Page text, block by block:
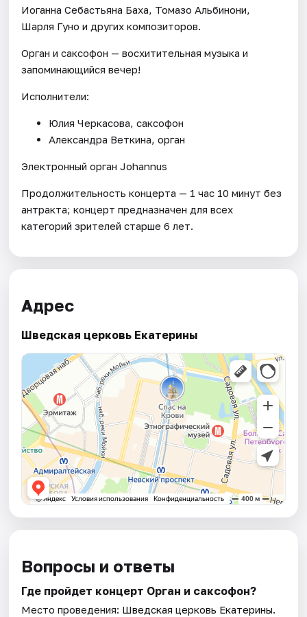
Иоганна Себастьяна Баха, Томазо Альбинони,
Шарля Гуно и других композиторов.
Орган и саксофон — восхитительная музыка и
запоминающийся вечер!
Исполнители:
Юлия Черкасова, саксофон
Александра Веткина, орган
Электронный орган Johannus
Продолжительность концерта — 1 час 10 минут без
антракта; концерт предназначен для всех
категорий зрителей старше 6 лет.
Адрес
Шведская церковь Екатерины
Вопросы и ответы
Где пройдет концерт Орган и саксофон?
Место проведения: Шведская церковь Екатерины.